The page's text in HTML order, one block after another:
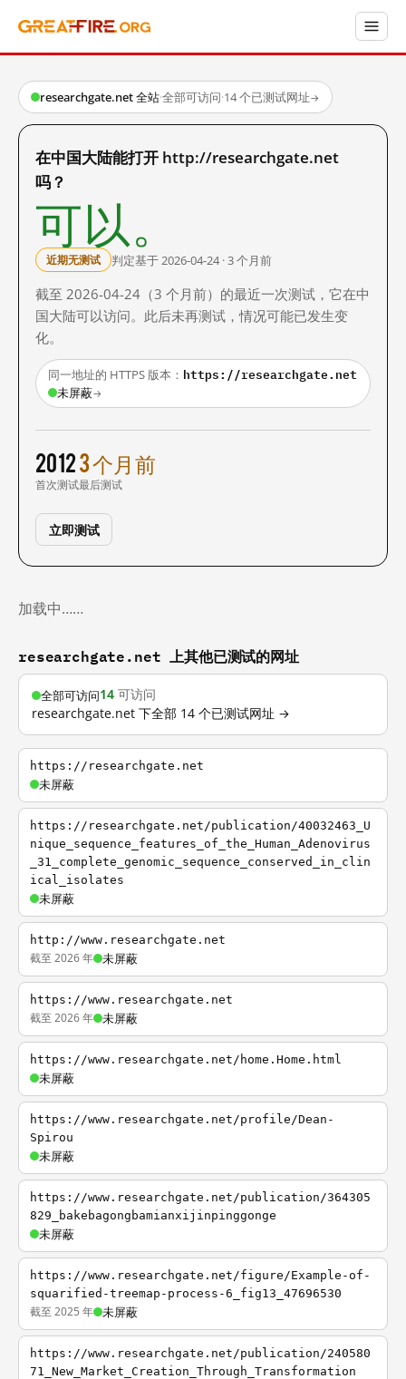
researchgate.net 全站·全部可访问·14 个已测试网址→
在中国大陆能打开 http://researchgate.net
吗？
可以。
近期无测试 判定基于 2026-04-24 · 3 个月前
截至 2026-04-24（3 个月前）的最近一次测试，它在中
国大陆可以访问。此后未再测试，情况可能已发生变
化。
同一地址的 HTTPS 版本： https://researchgate.net
未屏蔽→
2012
首次测试
3 个月前
最后测试
立即测试
加载中……
researchgate.net 上其他已测试的网址
全部可访问14 可访问
researchgate.net 下全部 14 个已测试网址 →
https://researchgate.net
未屏蔽
https://researchgate.net/publication/40032463_U
nique_sequence_features_of_the_Human_Adenovirus
_31_complete_genomic_sequence_conserved_in_clin
ical_isolates
未屏蔽
http://www.researchgate.net
截至 2026 年 未屏蔽
https://www.researchgate.net
截至 2026 年 未屏蔽
https://www.researchgate.net/home.Home.html
未屏蔽
https://www.researchgate.net/profile/Dean-
Spirou
未屏蔽
https://www.researchgate.net/publication/364305
829_bakebagongbamianxijinpinggonge
未屏蔽
https://www.researchgate.net/figure/Example-of-
squarified-treemap-process-6_fig13_47696530
截至 2025 年 未屏蔽
https://www.researchgate.net/publication/240580
71_New_Market_Creation_Through_Transformation